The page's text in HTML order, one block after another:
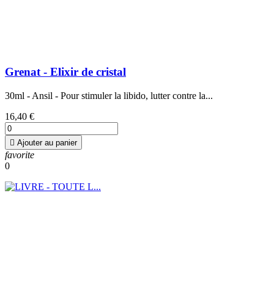
Grenat - Elixir de cristal
30ml - Ansil - Pour stimuler la libido, lutter contre la...
16,40 €
 Ajouter au panier
favorite
0